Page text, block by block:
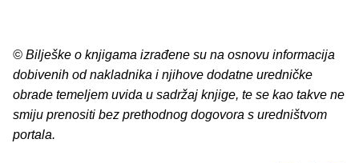
© Bilješke o knjigama izrađene su na osnovu informacija
dobivenih od nakladnika i njihove dodatne uredničke
obrade temeljem uvida u sadržaj knjige, te se kao takve ne
smiju prenositi bez prethodnog dogovora s uredništvom
portala.